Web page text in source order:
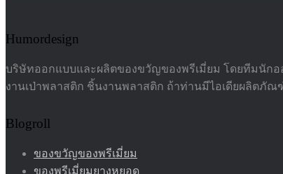
Humordesign
บริษัทออกแบบและผลิตของขวัญของพรีเมี่ยม โดยทีมนัก
งานเป่าพลาสติก ชิ้นงานพลาสติก ถ้าท่านมีไอเดียผลิตภัณฑ์ป
Blogroll
ของขวัญของพรีเมี่ยม
ของพรีเมี่ยมยางหยอด